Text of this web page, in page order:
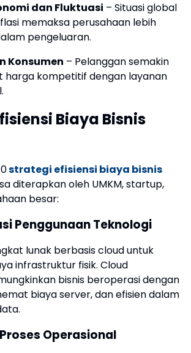
dan Fluktuasi – Situasi global
memaksa perusahaan lebih
pengeluaran.
Konsumen – Pelanggan semakin
harga kompetitif dengan layanan
Biaya Bisnis
strategi efisiensi biaya bisnis
diterapkan oleh UMKM, startup,
besar:
Penggunaan Teknologi
lunak berbasis cloud untuk
infrastruktur fisik. Cloud
bisnis beroperasi dengan
biaya server, dan efisien dalam
Operasional